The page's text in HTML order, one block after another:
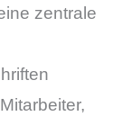
zentrale